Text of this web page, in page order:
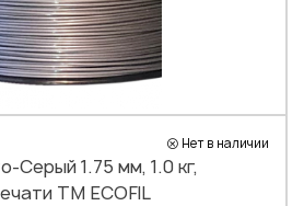
Нет в наличии
Серый 1.75 мм, 1.0 кг,
TM ECOFIL